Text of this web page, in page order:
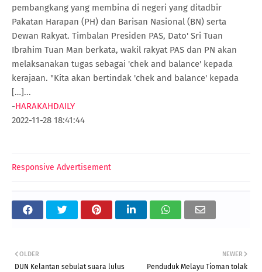
pembangkang yang membina di negeri yang ditadbir
Pakatan Harapan (PH) dan Barisan Nasional (BN) serta
Dewan Rakyat. Timbalan Presiden PAS, Dato' Sri Tuan
Ibrahim Tuan Man berkata, wakil rakyat PAS dan PN akan
melaksanakan tugas sebagai 'chek and balance' kepada
kerajaan. "Kita akan bertindak 'chek and balance' kepada
[…]...
-HARAKAHDAILY
2022-11-28 18:41:44
Responsive Advertisement
NEWER
Penduduk Melayu Tioman tolak
OLDER
DUN Kelantan sebulat suara lulus